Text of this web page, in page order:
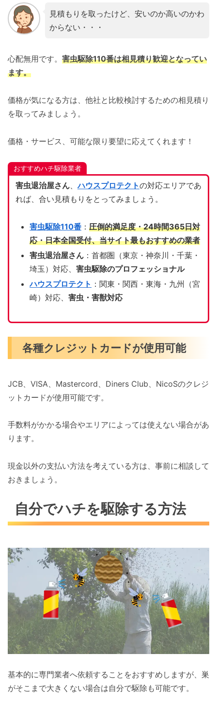
見積もりを取ったけど、安いのか高いのかわ
からない・・・
心配無用です。 害虫駆除110番は相見積り歓迎となってい
ます。
価格が気になる方は、他社と比較検討するための相見積り
を取ってみましょう。
価格・サービス、可能な限り要望に応えてくれます！
おすすめハチ駆除業者
害虫退治屋さん、ハウスプロテクトの対応エリアであ
れば、合い見積もりをとってみましょう。
害虫駆除110番： 圧倒的満足度・24時間365日対
応・日本全国受付、当サイト最もおすすめの業者
害虫退治屋さん：首都圏（東京・神奈川・千葉・
埼玉）対応、 害虫駆除のプロフェッショナル
ハウスプロテクト ：関東・関西・東海・九州（宮
崎）対応、 害虫・害獣対応
各種クレジットカードが使用可能
JCB、VISA、Mastercord、Diners Club、NicoSのクレジ
ットカードが使用可能です。
手数料がかかる場合やエリアによっては使えない場合があ
ります。
現金以外の支払い方法を考えている方は、事前に相談して
おきましょう。
自分でハチを駆除する方法
基本的に専門業者へ依頼することをおすすめしますが、巣
がそこまで大きくない場合は自分で駆除も可能です。